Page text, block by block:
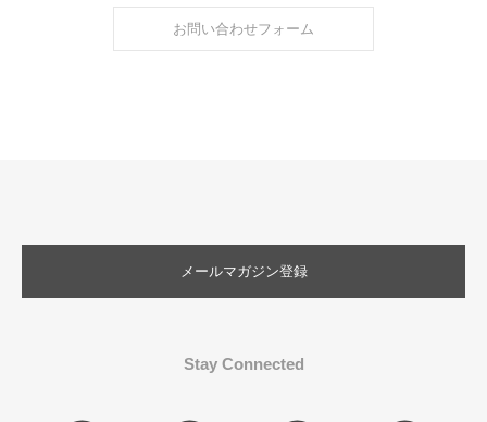
お問い合わせフォーム
メールマガジン登録
Stay Connected